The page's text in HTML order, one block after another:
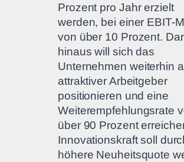
Prozent pro Jahr erzielt
werden, bei einer EBIT-
von über 10 Prozent.
hinaus will sich das
Unternehmen weiterhin
attraktiver Arbeitgeber
positionieren und eine
Weiterempfehlungsrate
über 90 Prozent
Innovationskraft soll
höhere Neuheitsquote